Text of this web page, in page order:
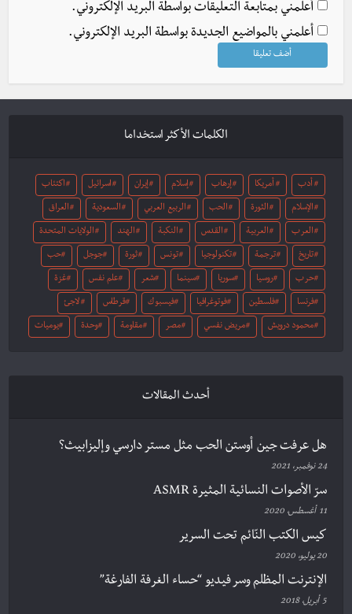
أعلمني بمتابعة التعليقات بواسطة البريد الإلكتروني.
أعلمني بالمواضيع الجديدة بواسطة البريد الإلكتروني.
الكلمات الأكثر استخداما
أدب أمريكا إرهاب إسلام إيران اسرائيل اكتئاب
الإسلام الثورة الحب الربيع العربي السعودية العراق
العرب العربية القدس النكبة الهند الولايات المتحدة
تاريخ ترجمة تكنولوجيا تونس ثورة جوجل حب
حرب روسيا سوريا سينما شعر علم نفس غزة
فرنسا فلسطين فوتوغرافيا فيسبوك قرطاس لاجئ
محمود درويش مريض نفسي مصر مقاومة وحدة يوميات
أحدث المقالات
هل عرفت جين أوستن الحب مثل مستر دارسي وإليزابيث؟
24 نوفمبر، 2021
سرّ الأصوات النسائية المثيرة ASMR
11 أغسطس، 2020
كيس الكتب النّائم تحت السرير
20 يوليو، 2020
الإنترنت المظلم وسر فيديو “حساء الغرفة الفارغة”
5 أبريل، 2018